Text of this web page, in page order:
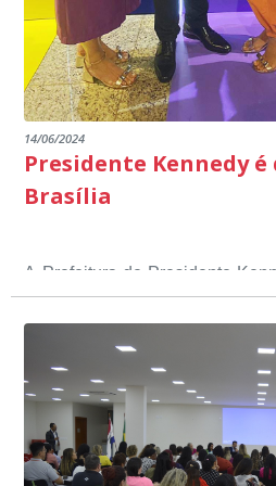
14/06/2024
Presidente Kennedy é
Brasília
A Prefeitura de Presidente
nacional do 12º
Empreendedora, que visou
dos gestores públicos
desenvolvimento
partir de iniciativas que
a competitividade dos
modernização da gestão